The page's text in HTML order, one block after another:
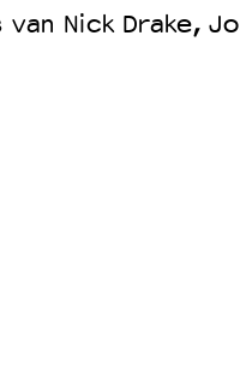
Nick Drake,